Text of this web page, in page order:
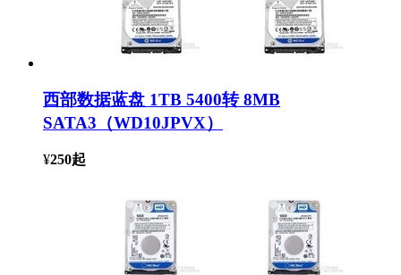
西部数据蓝盘 1TB 5400转 8MB
SATA3（WD10JPVX）
¥250起